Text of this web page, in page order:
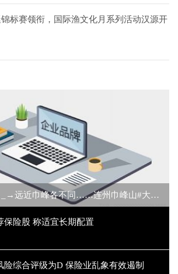
标赛领衔，国际渔文化月系列活动汉源开
冬日，巾峰拾景→_→远近巾峰各不同……连州巾峰山#大山深处自然美山清水秀好...
保险股 称适宜长期配置
险综合评级为D 保险业乱象有效遏制